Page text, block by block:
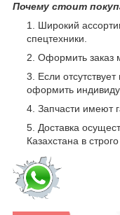
Почему стоит
Широкий
спецтехники.
Оформить заказ
Если
оформить
Запчасти имеют
Доставка
Казахстана в